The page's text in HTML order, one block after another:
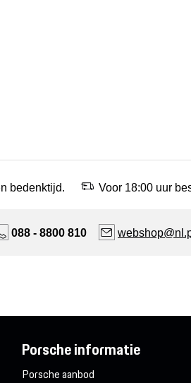
bedenktijd. Voor 18:00 uur
088 - 8800 810
Porsche informatie
Porsche aanbod